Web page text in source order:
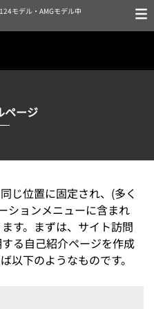
モデル・AMGモデル中
ページ
じ位置に固定され、(多く
ションメニューに含まれ
す。まずは、サイト訪問
る自己紹介ページを作成
以下のようなものです。